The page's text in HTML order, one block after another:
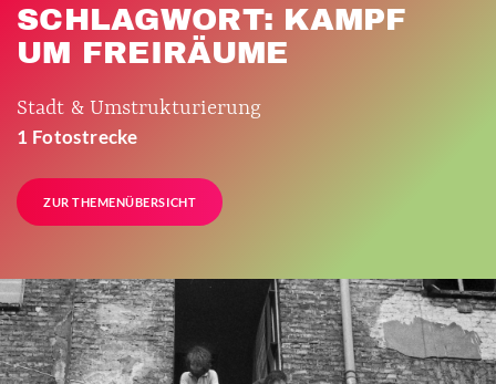
SCHLAGWORT: KAMPF
UM FREIRÄUME
Stadt & Umstrukturierung
1 Fotostrecke
ZUR THEMENÜBERSICHT